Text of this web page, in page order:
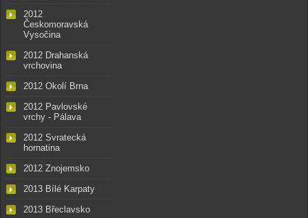
2012
Českomoravská
Vysočina
2012 Drahanská
vrchovina
2012 Okolí Brna
2012 Pavlovské
vrchy - Pálava
2012 Svratecká
hornatina
2012 Znojemsko
2013 Bílé Karpaty
2013 Břeclavsko